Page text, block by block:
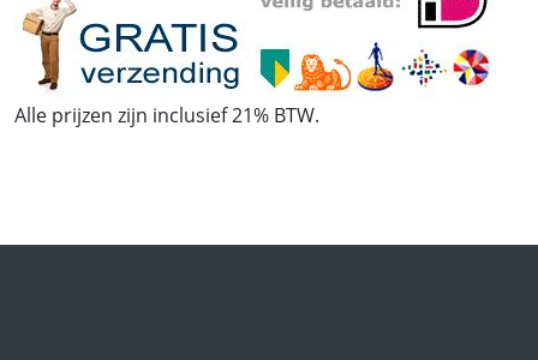
Alle prijzen zijn inclusief 21% BTW.